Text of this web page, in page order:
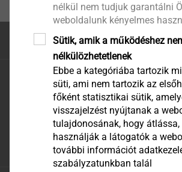
Az oldal teteje
EJOT Hungaria Kft.
EJOT Hungaria Kereskedelmi és
H-2310 Szigetszentmiklós, Leshegy
Telefon: +36 24 519 360
E-mail: megrendeles@ejot.com
nélkül nem tudjuk garantálni
weboldalunk kényelmes
Sütik, amik a működéshez
nélkülözhetetlenek
Ebbe a kategóriába tartozik
süti, ami nem tartozik az
főként statisztikai sütik,
visszajelzést nyújtanak a
tulajdonosának, hogy átlássa,
használják a látogatók a
további információt
szabályzatunkban talál